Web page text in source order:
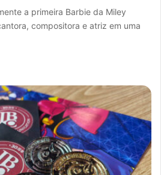
a primeira Barbie da Miley
compositora e atriz em uma